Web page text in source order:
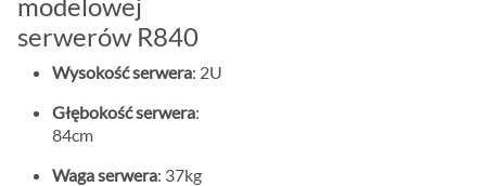
serwerów R840
Wysokość serwera: 2U
Głębokość serwera:
84cm
Waga serwera: 37kg